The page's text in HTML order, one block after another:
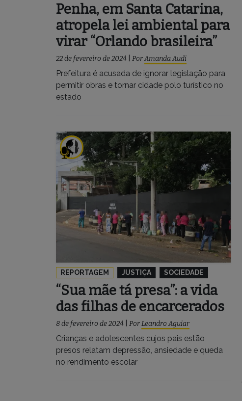
Penha, em Santa Catarina,
atropela lei ambiental para
virar “Orlando brasileira”
22 de fevereiro de 2024 PorAmanda Audi
Prefeitura é acusada de ignorar legislação para
permitir obras e tornar cidade polo turístico no
estado
REPORTAGEM JUSTIÇA SOCIEDADE
“Sua mãe tá presa”: a vida
das filhas de encarcerados
8 de fevereiro de 2024 PorLeandro Aguiar
Crianças e adolescentes cujos pais estão
presos relatam depressão, ansiedade e queda
no rendimento escolar